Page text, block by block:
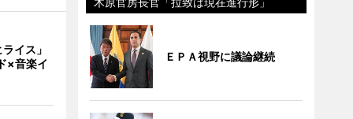
イス」
×音楽イ
ＥＰＡ視野に議論継続